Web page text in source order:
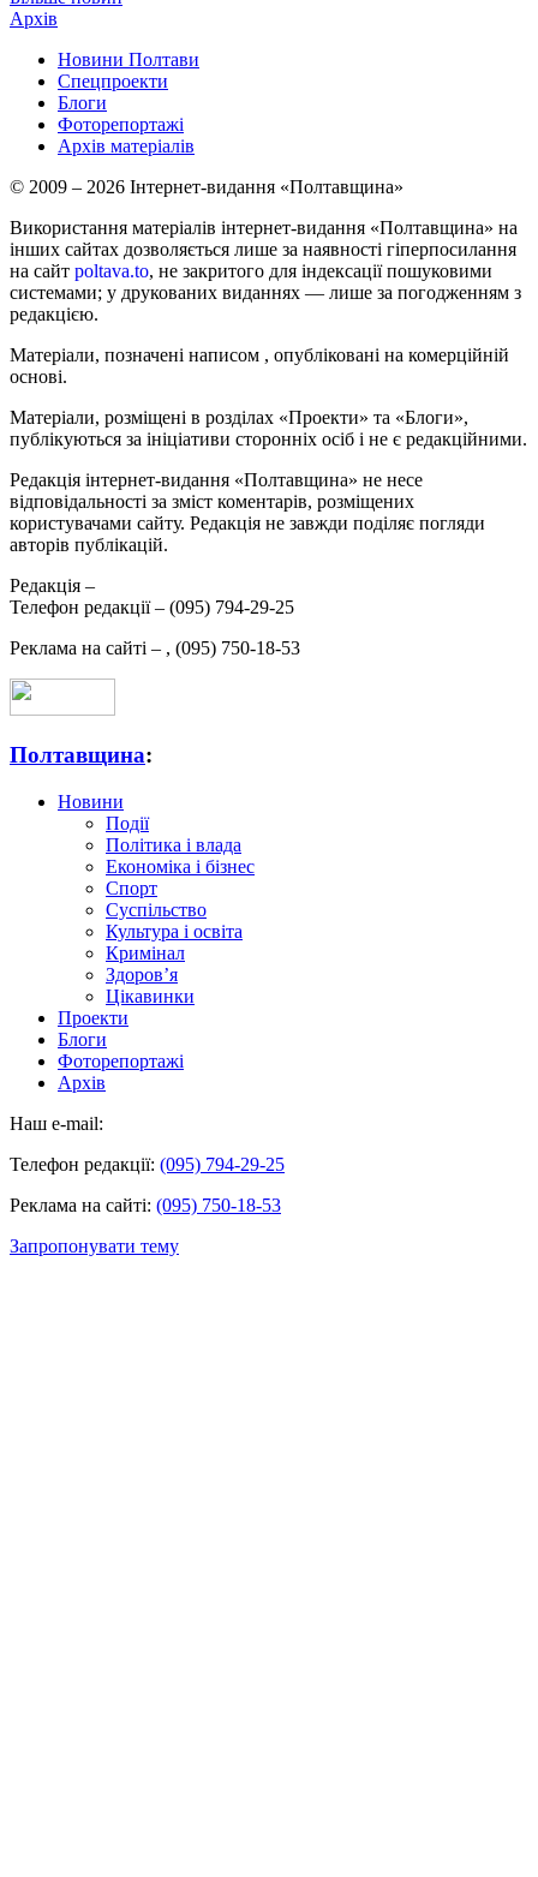
Архів
Новини Полтави
Спецпроекти
Блоги
Фоторепортажі
Архів матеріалів
© 2009 – 2026 Інтернет-видання «Полтавщина»
Використання матеріалів інтернет-видання «Полтавщина» на
інших сайтах дозволяється лише за наявності гіперпосилання
на сайт poltava.to, не закритого для індексації пошуковими
системами; у друкованих виданнях — лише за погодженням з
редакцією.
Матеріали, позначені написом , опубліковані на комерційній
основі.
Матеріали, розміщені в розділах «Проекти» та «Блоги»,
публікуються за ініціативи сторонніх осіб і не є редакційними.
Редакція інтернет-видання «Полтавщина» не несе
відповідальності за зміст коментарів, розміщених
користувачами сайту. Редакція не завжди поділяє погляди
авторів публікацій.
Редакція –
Телефон редакції – (095) 794-29-25
Реклама на сайті – , (095) 750-18-53
Полтавщина:
Новини
Події
Політика і влада
Економіка і бізнес
Спорт
Суспільство
Культура і освіта
Кримінал
Здоров’я
Цікавинки
Проекти
Блоги
Фоторепортажі
Архів
Наш e-mail:
Телефон редакції: (095) 794-29-25
Реклама на сайті: (095) 750-18-53
Запропонувати тему